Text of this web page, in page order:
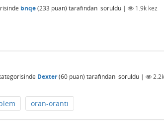
bnqe(233 puan) tarafından soruldu | 1.9k kez
Dexter(60 puan) tarafından soruldu | 2.2k
oran-orantı